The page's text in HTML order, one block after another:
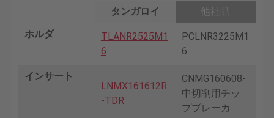
タンガロイ
他社品
ホルダ
TLANR2525M1
6
PCLNR3225M1
6
インサート
LNMX161612R
-TDR
CNMG160608-
中切削用チッ
プブレーカ